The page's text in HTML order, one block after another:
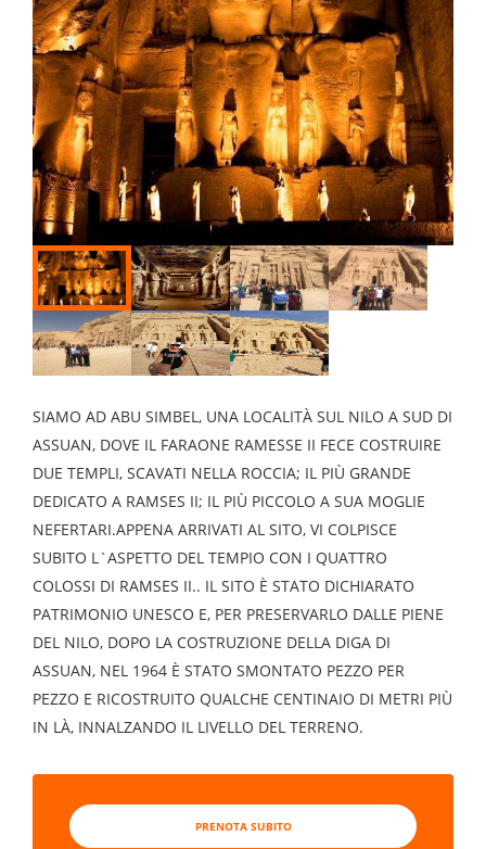
SIAMO AD ABU SIMBEL, UNA LOCALITÀ SUL NILO A SUD DI
ASSUAN, DOVE IL FARAONE RAMESSE II FECE COSTRUIRE
DUE TEMPLI, SCAVATI NELLA ROCCIA; IL PIÙ GRANDE
DEDICATO A RAMSES II; IL PIÙ PICCOLO A SUA MOGLIE
NEFERTARI.APPENA ARRIVATI AL SITO, VI COLPISCE
SUBITO L`ASPETTO DEL TEMPIO CON I QUATTRO
COLOSSI DI RAMSES II.. IL SITO È STATO DICHIARATO
PATRIMONIO UNESCO E, PER PRESERVARLO DALLE PIENE
DEL NILO, DOPO LA COSTRUZIONE DELLA DIGA DI
ASSUAN, NEL 1964 È STATO SMONTATO PEZZO PER
PEZZO E RICOSTRUITO QUALCHE CENTINAIO DI METRI PIÙ
IN LÀ, INNALZANDO IL LIVELLO DEL TERRENO.
PRENOTA SUBITO